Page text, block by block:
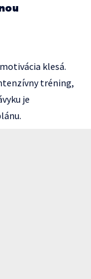
klesá.
tréning,
je